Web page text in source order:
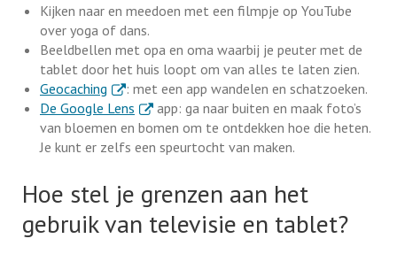
Kijken naar en meedoen met een filmpje op YouTube
over yoga of dans.
Beeldbellen met opa en oma waarbij je peuter met de
tablet door het huis loopt om van alles te laten zien.
Geocaching . Externe link
: met een app wandelen en schatzoeken.
De Google Lens . Externe link
app: ga naar buiten en maak foto’s
van bloemen en bomen om te ontdekken hoe die heten.
Je kunt er zelfs een speurtocht van maken.
Hoe stel je grenzen aan het
gebruik van televisie en tablet?